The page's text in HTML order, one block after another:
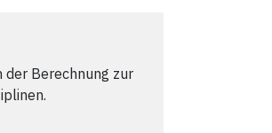
der Berechnung zur